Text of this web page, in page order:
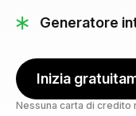
Generatore
Inizia
Nessuna carta di credito